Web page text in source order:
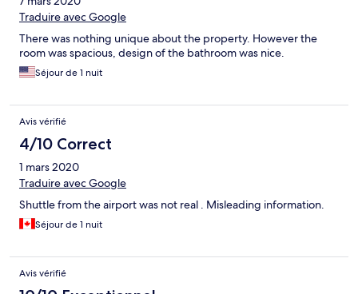
Traduire avec Google
There was nothing unique about the property. However the
room was spacious, design of the bathroom was nice.
Séjour de 1 nuit
Avis vérifié
4/10 Correct
1 mars 2020
Traduire avec Google
Shuttle from the airport was not real . Misleading information.
Séjour de 1 nuit
Avis vérifié